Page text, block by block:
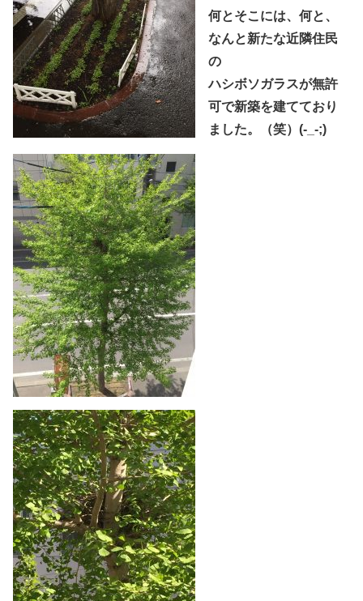
何とそこには、何と、
なんと新たな近隣住民
の
ハシボソガラスが無許
可で新築を建てており
ました。（笑）(-_-;)